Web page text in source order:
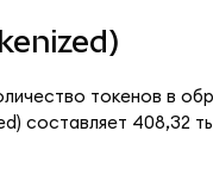
токенов в
составляет 408,32